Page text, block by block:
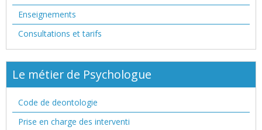
Enseignements
Consultations et tarifs
Le métier de Psychologue
Code de deontologie
Prise en charge des interventi